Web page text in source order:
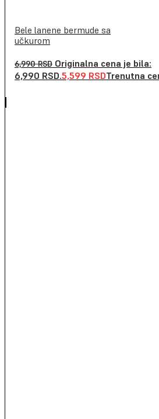
Bele lanene bermude sa
učkurom
6,990RSD Originalna cena je bila:
6,990 RSD.5,599 RSDTrenutna